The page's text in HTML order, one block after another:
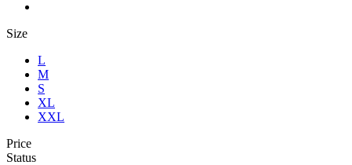
Size
L
M
S
XL
XXL
Price
Status